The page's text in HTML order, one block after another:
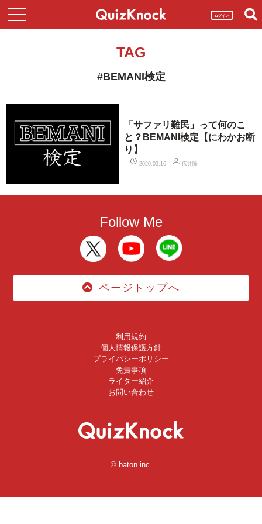
ログイン
TAG
#BEMANI検定
「サファリ難民」って何のこ
と？BEMANI検定【にわかお断
り】
2020.03.16 広井隆
Follow Me
ページトップへ
利用規約
個人情報保護方針
プライバシーポリシー
免責事項
ライター紹介
お問い合わせ
© baton inc.